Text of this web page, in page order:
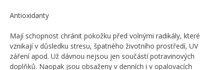
Antioxidanty
Mají schopnost chránit pokožku před volnými radikály, které
vznikají v důsledku stresu, špatného životního prostředí, UV
záření apod. Už dávnou nejsou jen součástí potravinových
doplňků. Naopak jsou obsaženy v denních i v opalovacích